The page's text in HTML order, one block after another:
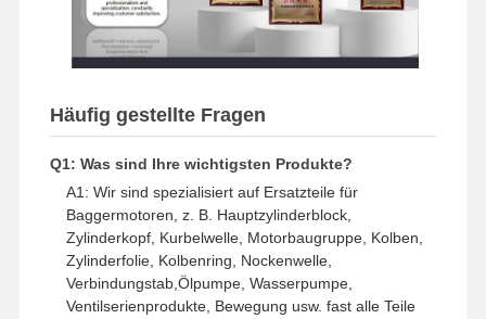
Kraftstoffsystem des Motors
Ersatzteile für Bagger
Häufig gestellte Fragen
Q1: Was sind Ihre wichtigsten Produkte?
A1: Wir sind spezialisiert auf Ersatzteile für
Baggermotoren, z. B. Hauptzylinderblock,
Zylinderkopf, Kurbelwelle, Motorbaugruppe, Kolben,
Zylinderfolie, Kolbenring, Nockenwelle,
Verbindungstab,Ölpumpe, Wasserpumpe,
Ventilserienprodukte, Bewegung usw. fast alle Teile